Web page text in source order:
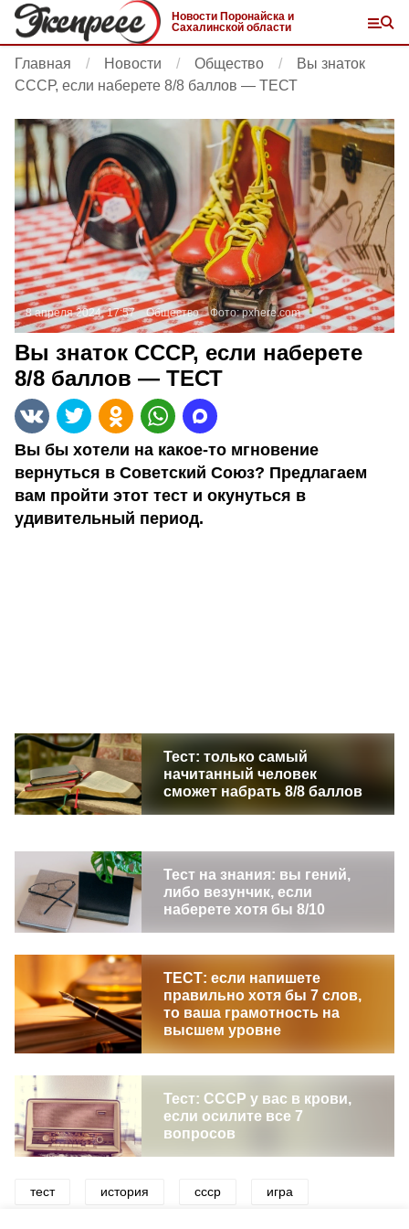
Новости Поронайска и
Сахалинской области
Главная Новости Общество
Вы знаток
СССР, если наберете 8/8 баллов — ТЕСТ
8 апреля 2024, 17:57 Общество Фото:pxhere.com
Вы знаток СССР, если наберете
8/8 баллов — ТЕСТ
Вы бы хотели на какое-то мгновение
вернуться в Советский Союз? Предлагаем
вам пройти этот тест и окунуться в
удивительный период.
Тест: только самый
начитанный человек
сможет набрать 8/8 баллов
Тест на знания: вы гений,
либо везунчик, если
наберете хотя бы 8/10
ТЕСТ: если напишете
правильно хотя бы 7 слов,
то ваша грамотность на
высшем уровне
Тест: СССР у вас в крови,
если осилите все 7
вопросов
тест история ссср игра